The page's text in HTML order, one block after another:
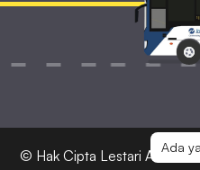
Ada
© Hak Cipta Lestari Ads